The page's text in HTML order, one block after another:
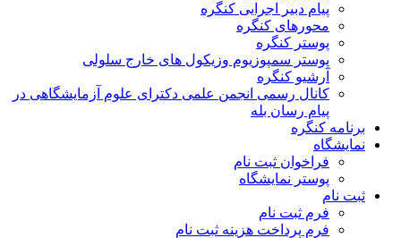
پیام دبیر اجرایی کنگره
محورهای کنگره
پوستر کنگره
پوستر سمپوزیوم وزیکول های خارج سلولی
آرشیو کنگره
کانال رسمی انجمن علمی دکترای علوم آزمایشگاهی در
پیام رسان بله
برنامه کنگره
نمایشگاه
فراخوان ثبت نام
پوستر نمایشگاه
ثبت نام
فرم ثبت نام
فرم پرداخت هزینه ثبت نام